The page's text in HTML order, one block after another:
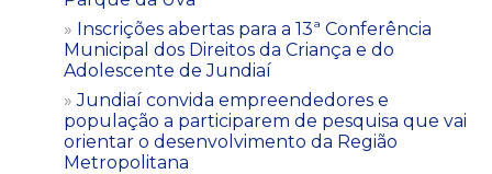
Inscrições abertas para a 13ª Conferência
Municipal dos Direitos da Criança e do
Adolescente de Jundiaí
Jundiaí convida empreendedores e
população a participarem de pesquisa que vai
orientar o desenvolvimento da Região
Metropolitana